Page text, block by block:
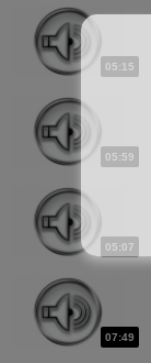
05:15
05:59
05:07
07:49